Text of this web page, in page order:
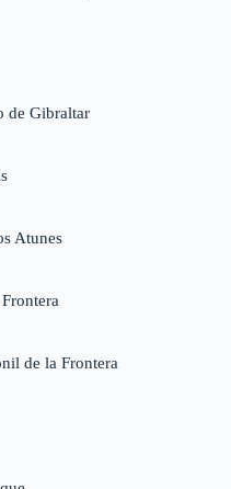
de Gibraltar
Atunes
de la Frontera